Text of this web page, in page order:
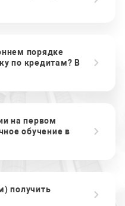
порядке
по кредитам? В
на первом
обучение в
получить